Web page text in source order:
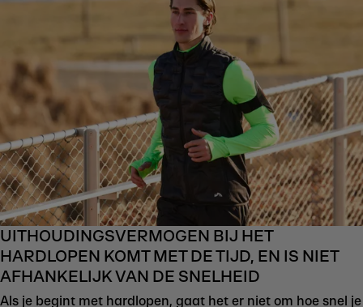
UITHOUDINGSVERMOGEN BIJ HET
HARDLOPEN KOMT MET DE TIJD, EN IS NIET
AFHANKELIJK VAN DE SNELHEID
Als je begint met hardlopen, gaat het er niet om hoe snel je